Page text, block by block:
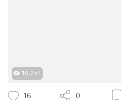
10.254
16 0